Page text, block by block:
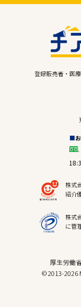
登録販売者・医
株式
紹介
株式
に管
厚生労働
© 2013-2026